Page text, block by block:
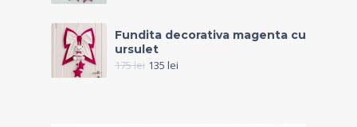
Fundita decorativa magenta cu
ursulet
175lei 135 lei